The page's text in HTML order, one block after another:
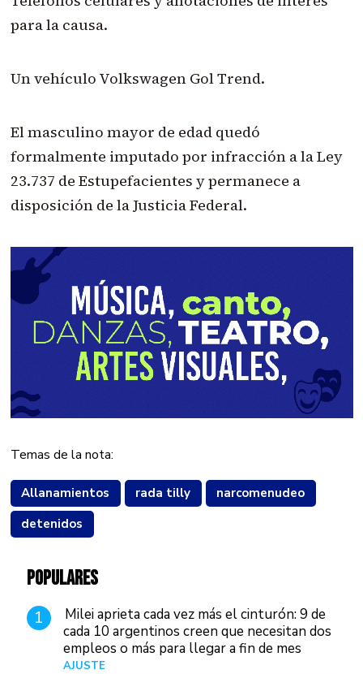
para la causa.
Un vehículo Volkswagen Gol Trend.
El masculino mayor de edad quedó
formalmente imputado por infracción a la Ley
23.737 de Estupefacientes y permanece a
disposición de la Justicia Federal.
Temas de la nota:
Allanamientos rada tilly
narcomenudeo
detenidos
POPULARES
1
Milei aprieta cada vez más el cinturón: 9 de
cada 10 argentinos creen que necesitan dos
empleos o más para llegar a fin de mes
AJUSTE